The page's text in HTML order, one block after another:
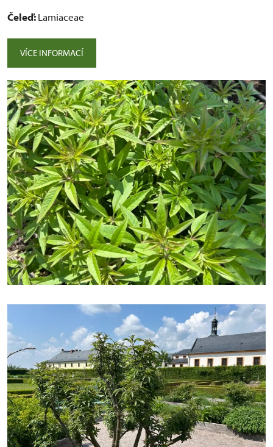
Čeleď:Lamiaceae
VÍCE INFORMACÍ